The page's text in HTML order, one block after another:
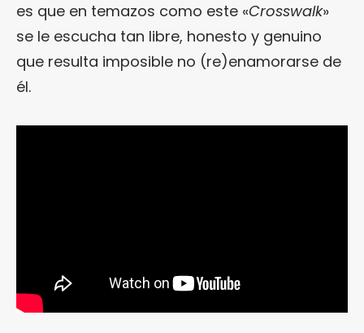
es que en temazos como este «Crosswalk»
se le escucha tan libre, honesto y genuino
que resulta imposible no (re)enamorarse de
él.